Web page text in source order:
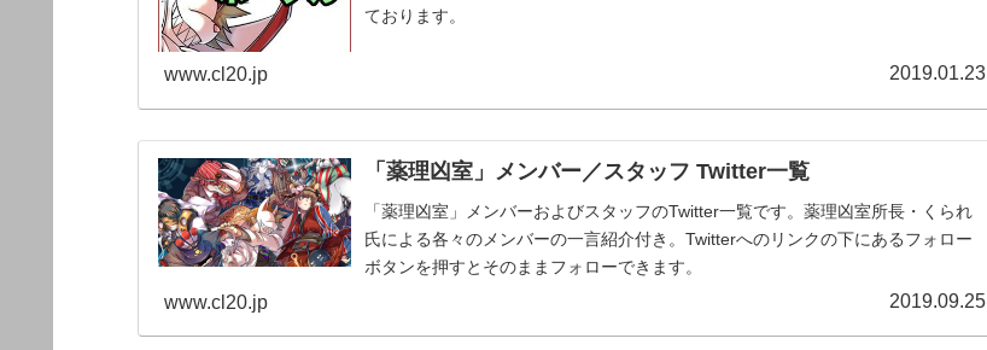
ております。
www.cl20.jp 2019.01.23
「薬理凶室」メンバー／スタッフ Twitter一覧
「薬理凶室」メンバーおよびスタッフのTwitter一覧です。薬理凶室所長・くられ
氏による各々のメンバーの一言紹介付き。Twitterへのリンクの下にあるフォロー
ボタンを押すとそのままフォローできます。
www.cl20.jp 2019.09.25